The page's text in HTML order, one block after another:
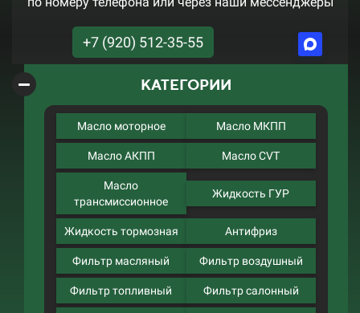
+7 (920) 512-35-55
КАТЕГОРИИ
Масло моторное Масло МКПП
Масло АКПП Масло CVT
Масло
трансмиссионное
Жидкость ГУР
Жидкость тормозная Антифриз
Фильтр масляный Фильтр воздушный
Фильтр топливный Фильтр салонный